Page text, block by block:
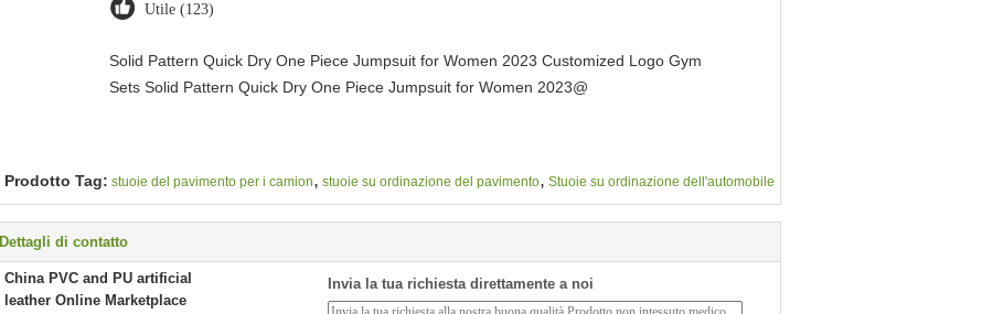
Utile (123)
Solid Pattern Quick Dry One Piece Jumpsuit for Women 2023 Customized Logo Gym
Sets Solid Pattern Quick Dry One Piece Jumpsuit for Women 2023@
Prodotto Tag: stuoie del pavimento per i camion, stuoie su ordinazione del pavimento, Stuoie su ordinazione dell'automobile
Dettagli di contatto
China PVC and PU artificial
leather Online Marketplace
Invia la tua richiesta direttamente a noi